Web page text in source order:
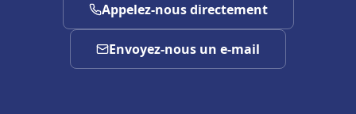
Appelez-nous directement
Envoyez-nous un e-mail